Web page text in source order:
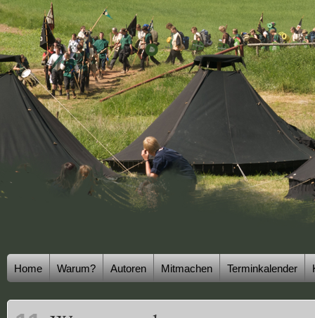
Home Warum? Autoren Mitmachen Terminkalender